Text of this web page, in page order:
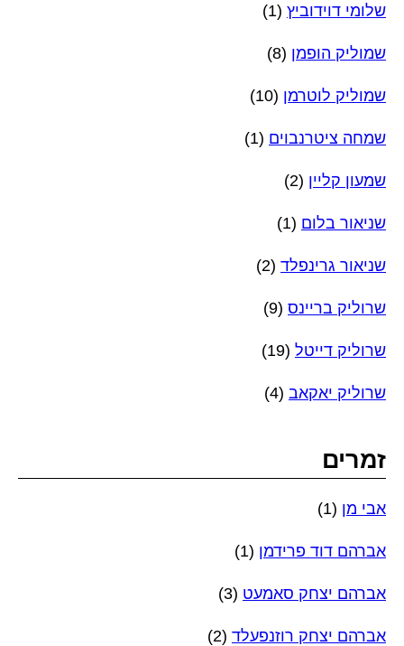
שלומי דוידוביץ (1)
שמוליק הופמן (8)
שמוליק לוטרמן (10)
שמחה ציטרנבוים (1)
שמעון קליין (2)
שניאור בלום (1)
שניאור גרינפלד (2)
שרוליק בריינס (9)
שרוליק דייטל (19)
שרוליק יאקאב (4)
זמרים
אבי מן (1)
אברהם דוד פרידמן (1)
אברהם יצחק סאמעט (3)
אברהם יצחק רוזנפעלד (2)